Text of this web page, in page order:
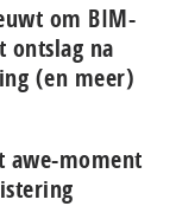
om BIM-
ontslag na
(en meer)
awe-moment